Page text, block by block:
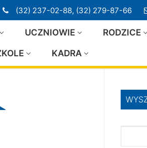
(32) 237-02-88, (32) 279-87-66
UCZNIOWIE RODZICE
KADRA